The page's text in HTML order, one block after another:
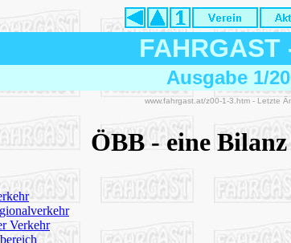
FAHRGAST
Ausgabe 1/
www.fahrgast.at/z00-1-3.htm - Letzte
ÖBB - eine
Verkehr